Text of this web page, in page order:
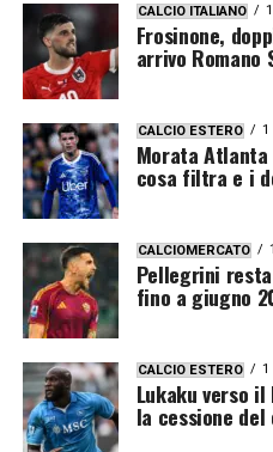
CALCIO ITALIANO
Frosinone,
arrivo Romano
CALCIO ESTERO 1
Morata
cosa filtra e i
CALCIOMERCATO
Pellegrini
fino a giugno
CALCIO ESTERO 1
Lukaku verso
la cessione